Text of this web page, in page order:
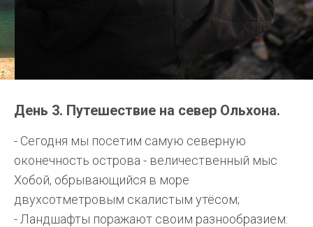
День 3. Путешествие на север Ольхона.
- Сегодня мы посетим самую северную
оконечность острова - величественный мыс
Хобой, обрывающийся в море
двухсотметровым скалистым утёсом;
- Ландшафты поражают своим разнообразием: